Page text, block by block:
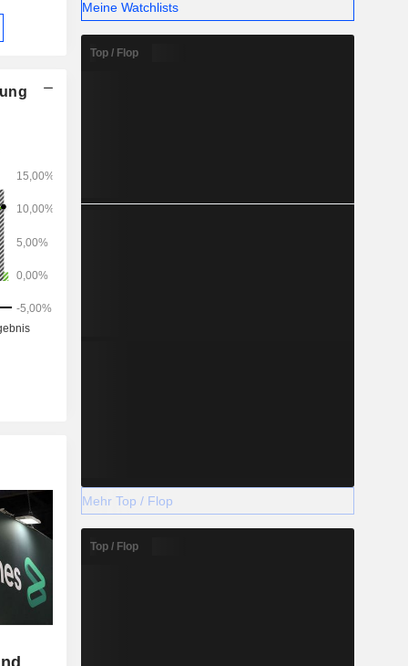
Meine Watchlists
Top / Flop
Mehr Top / Flop
Top / Flop